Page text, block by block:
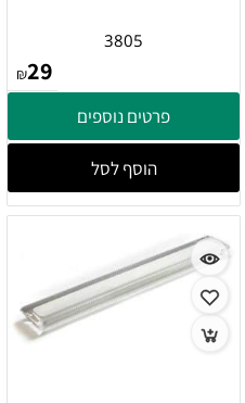
3805
₪29
פרטים נוספים
הוסף לסל